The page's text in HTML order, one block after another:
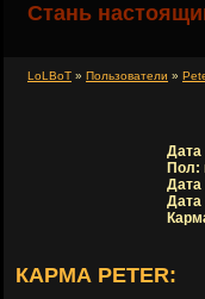
Стань
LoLBoT » Пользователи »
Дата
Пол:
Дата
Дата
КАРМА PETER: